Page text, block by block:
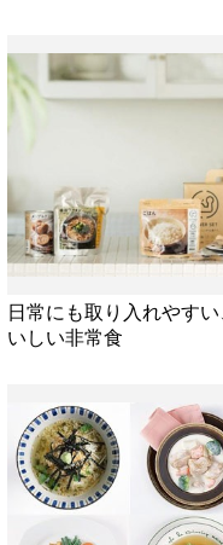
日常にも取り入れやす
いしい非常食